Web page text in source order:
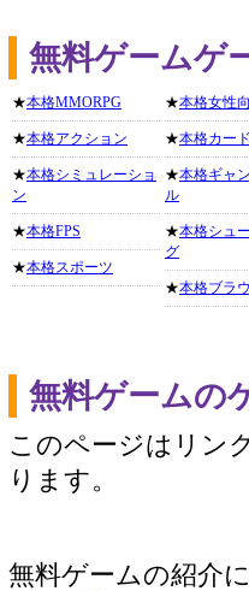
無料ゲームゲ
★本格MMORPG
★本格アクション
★本格シミュレーショ
ン
★本格FPS
★本格スポーツ
★本格女性
★本格カード
★本格ギャ
ル
★本格シュ
グ
★本格ブラ
無料ゲームの
このページはリン
ります。
無料ゲームの紹介